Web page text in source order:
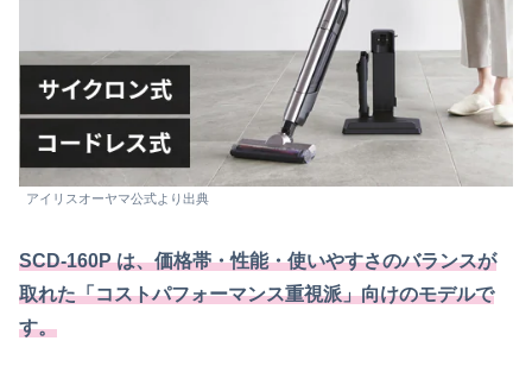
アイリスオーヤマ公式より出典
SCD-160P は、価格帯・性能・使いやすさのバランスが
取れた「コストパフォーマンス重視派」向けのモデルで
す。